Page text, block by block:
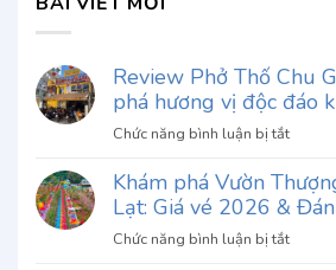
Review Phở Thố Chu
phá hương vị độc đáo
Chức năng bình luận bị tắtở
Phở
Thố
Gia
Khám phá Vườn
Lạt: Giá vé 2026 &
Chức năng bình luận bị tắtở